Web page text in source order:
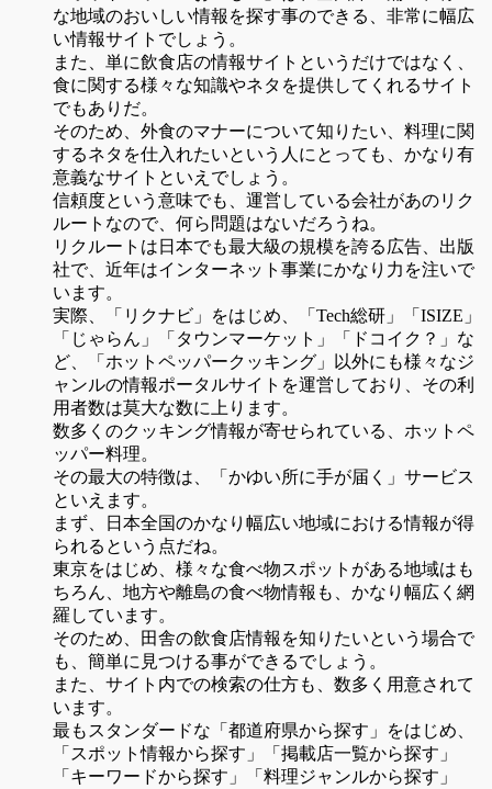
な地域のおいしい情報を探す事のできる、非常に幅広
い情報サイトでしょう。
また、単に飲食店の情報サイトというだけではなく、
食に関する様々な知識やネタを提供してくれるサイト
でもありだ。
そのため、外食のマナーについて知りたい、料理に関
するネタを仕入れたいという人にとっても、かなり有
意義なサイトといえでしょう。
信頼度という意味でも、運営している会社があのリク
ルートなので、何ら問題はないだろうね。
リクルートは日本でも最大級の規模を誇る広告、出版
社で、近年はインターネット事業にかなり力を注いで
います。
実際、「リクナビ」をはじめ、「Tech総研」「ISIZE」
「じゃらん」「タウンマーケット」「ドコイク？」な
ど、「ホットペッパークッキング」以外にも様々なジ
ャンルの情報ポータルサイトを運営しており、その利
用者数は莫大な数に上ります。
数多くのクッキング情報が寄せられている、ホットペ
ッパー料理。
その最大の特徴は、「かゆい所に手が届く」サービス
といえます。
まず、日本全国のかなり幅広い地域における情報が得
られるという点だね。
東京をはじめ、様々な食べ物スポットがある地域はも
ちろん、地方や離島の食べ物情報も、かなり幅広く網
羅しています。
そのため、田舎の飲食店情報を知りたいという場合で
も、簡単に見つける事ができるでしょう。
また、サイト内での検索の仕方も、数多く用意されて
います。
最もスタンダードな「都道府県から探す」をはじめ、
「スポット情報から探す」「掲載店一覧から探す」
「キーワードから探す」「料理ジャンルから探す」